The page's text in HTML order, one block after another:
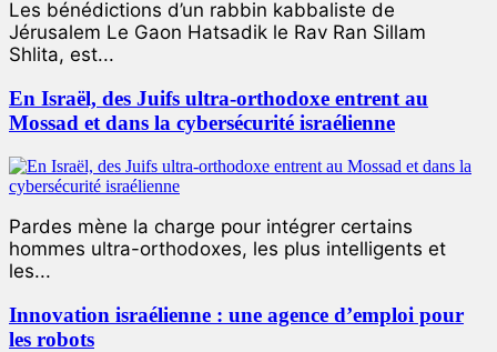
Les bénédictions d’un rabbin kabbaliste de
Jérusalem Le Gaon Hatsadik le Rav Ran Sillam
Shlita, est...
En Israël, des Juifs ultra-orthodoxe entrent au
Mossad et dans la cybersécurité israélienne
Pardes mène la charge pour intégrer certains
hommes ultra-orthodoxes, les plus intelligents et
les...
Innovation israélienne : une agence d’emploi pour
les robots